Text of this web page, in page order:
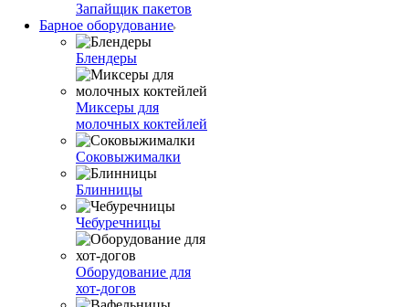
Запайщик пакетов
Барное оборудование
Блендеры
Миксеры для
молочных коктейлей
Соковыжималки
Блинницы
Чебуречницы
Оборудование для
хот-догов